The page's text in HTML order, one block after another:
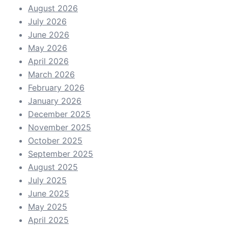
August 2026
July 2026
June 2026
May 2026
April 2026
March 2026
February 2026
January 2026
December 2025
November 2025
October 2025
September 2025
August 2025
July 2025
June 2025
May 2025
April 2025